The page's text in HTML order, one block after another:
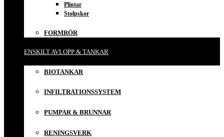
Plintar
Stolpskor
FORMRÖR
ENSKILT AVLOPP & TANKAR
BIOTANKAR
INFILTRATIONSSYSTEM
PUMPAR & BRUNNAR
RENINGSVERK